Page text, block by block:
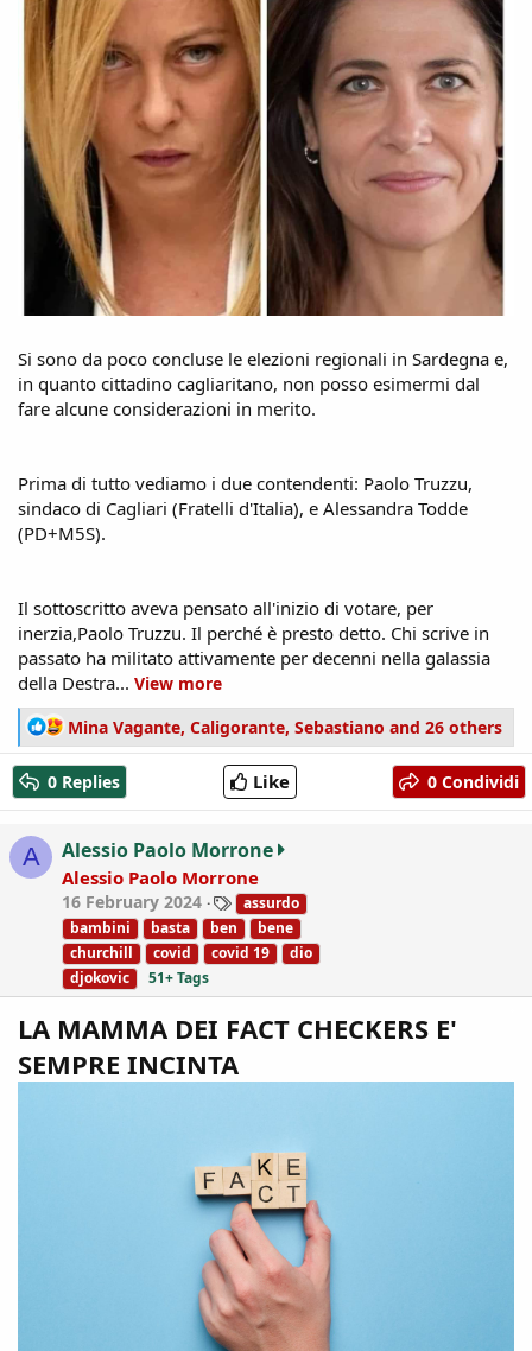
Si sono da poco concluse le elezioni regionali in Sardegna e,
in quanto cittadino cagliaritano, non posso esimermi dal
fare alcune considerazioni in merito.
Prima di tutto vediamo i due contendenti: Paolo Truzzu,
sindaco di Cagliari (Fratelli d'Italia), e Alessandra Todde
(PD+M5S).
Il sottoscritto aveva pensato all'inizio di votare, per
inerzia,Paolo Truzzu. Il perché è presto detto. Chi scrive in
passato ha militato attivamente per decenni nella galassia
della Destra... View more
R
e
a
c
t
i
o
n
s
Mina Vagante, Caligorante, Sebastiano and 26 others
0 Replies Like 0 Condividi
A Alessio Paolo Morrone
Alessio Paolo Morrone
16 February 2024
T
a
g
s
assurdo
bambini
basta ben
bene
churchill
covid covid 19
dio
djokovic
51+ Tags
LA MAMMA DEI FACT CHECKERS E'
SEMPRE INCINTA